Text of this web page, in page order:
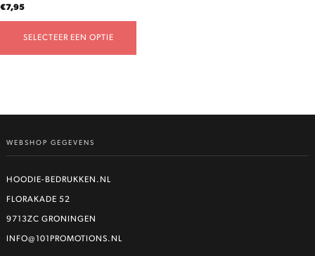
€7,95
SELECTEER EEN OPTIE
WEBSHOP GEGEVENS
HOODIE-BEDRUKKEN.NL
FLORAKADE 52
9713ZC GRONINGEN
INFO@101PROMOTIONS.NL